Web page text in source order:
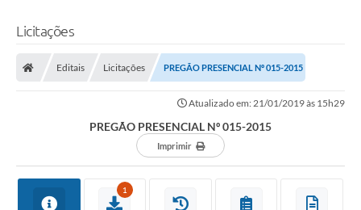
Licitações
Editais Licitações PREGÃO PRESENCIAL Nº 015-2015
Atualizado em: 21/01/2019 às 15h29
PREGÃO PRESENCIAL Nº 015-2015
Imprimir
1